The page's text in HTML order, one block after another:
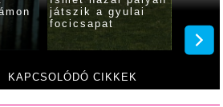
KAPCSOLÓDÓ CIKKEK
játszik a gyulai
focicsapat
várják